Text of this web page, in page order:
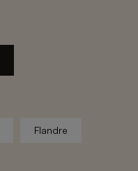
Flandre